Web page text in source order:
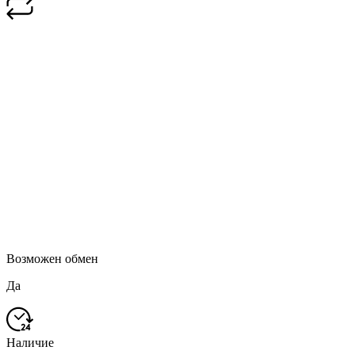
Возможен обмен
Да
Наличие